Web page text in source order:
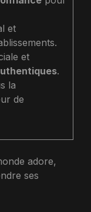
et
et
.
la
de
adore,
ses